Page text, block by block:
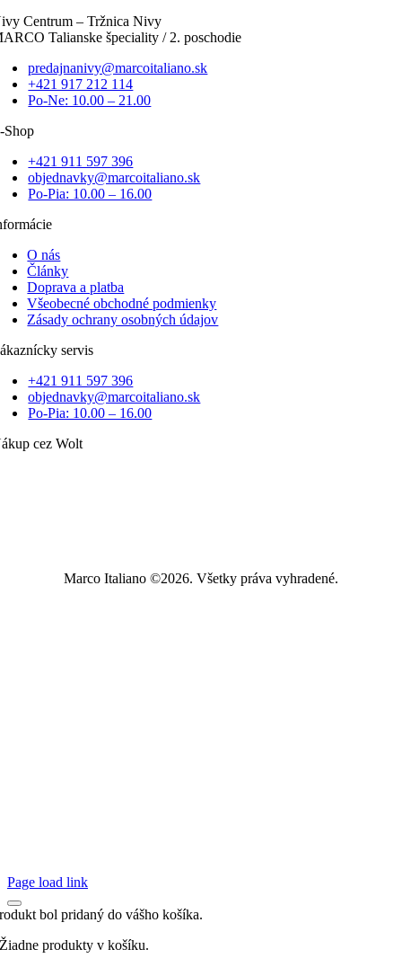
Centrum – Tržnica Nivy
Talianske špeciality / 2. poschodie
predajnanivy@marcoitaliano.sk
+421 917 212 114
Po-Ne: 10.00 – 21.00
Shop
+421 911 597 396
objednavky@marcoitaliano.sk
Po-Pia: 10.00 – 16.00
O nás
Články
Doprava a platba
Všeobecné obchodné podmienky
Zásady ochrany osobných údajov
servis
+421 911 597 396
objednavky@marcoitaliano.sk
Po-Pia: 10.00 – 16.00
cez Wolt
Marco Italiano ©2026. Všetky práva vyhradené.
Page load link
bol pridaný do vášho košíka.
Žiadne produkty v košíku.